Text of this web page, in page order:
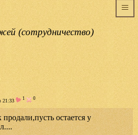
(сотрудничество)
21:33 1 0
остается у